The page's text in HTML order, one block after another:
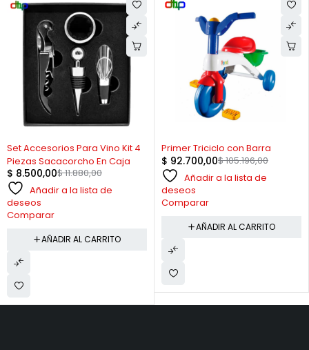
Set Accesorios Para Vino Kit 4
Piezas Sacacorcho En Caja
$11.880,00
$ 8.500,00
Añadir a la lista de
deseos
Comparar
AÑADIR AL CARRITO
Primer Triciclo con Barra
$105.196,00
$ 92.700,00
Añadir a la lista de
deseos
Comparar
AÑADIR AL CARRITO